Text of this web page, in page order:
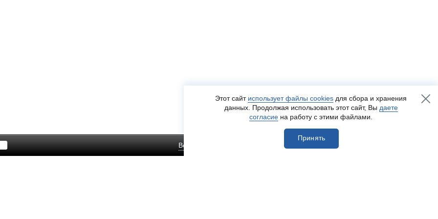
Войти
Этот сайт использует файлы cookies для сбора и хранения
данных. Продолжая использовать этот сайт, Вы даете
согласие на работу с этими файлами.
Принять